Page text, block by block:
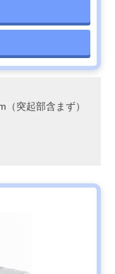
突起部含まず）